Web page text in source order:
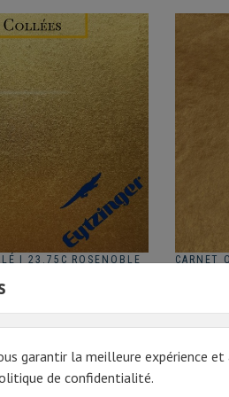
garantir la meilleure expérience
de confidentialité.
| 23.75C ROSENOBLE
CARNET